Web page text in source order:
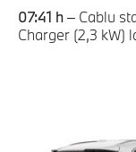
07:41 h– Cablu
Charger (2,3 kW)